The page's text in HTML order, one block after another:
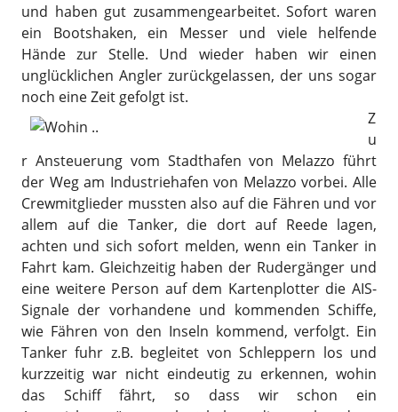
und haben gut zusammengearbeitet. Sofort waren
ein Bootshaken, ein Messer und viele helfende
Hände zur Stelle. Und wieder haben wir einen
unglücklichen Angler zurückgelassen, der uns sogar
noch eine Zeit gefolgt ist.
Z
u
r Ansteuerung vom Stadthafen von Melazzo führt
der Weg am Industriehafen von Melazzo vorbei. Alle
Crewmitglieder mussten also auf die Fähren und vor
allem auf die Tanker, die dort auf Reede lagen,
achten und sich sofort melden, wenn ein Tanker in
Fahrt kam. Gleichzeitig haben der Rudergänger und
eine weitere Person auf dem Kartenplotter die AIS-
Signale der vorhandene und kommenden Schiffe,
wie Fähren von den Inseln kommend, verfolgt. Ein
Tanker fuhr z.B. begleitet von Schleppern los und
kurzzeitig war nicht eindeutig zu erkennen, wohin
das Schiff fährt, so dass wir schon ein